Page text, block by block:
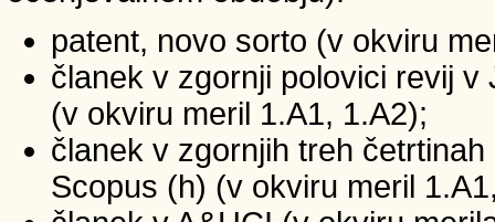
patent, novo sorto (v okviru
članek v zgornji polovici revij
(v okviru meril 1.A1, 1.A2);
članek v zgornjih treh
Scopus (h) (v okviru meril